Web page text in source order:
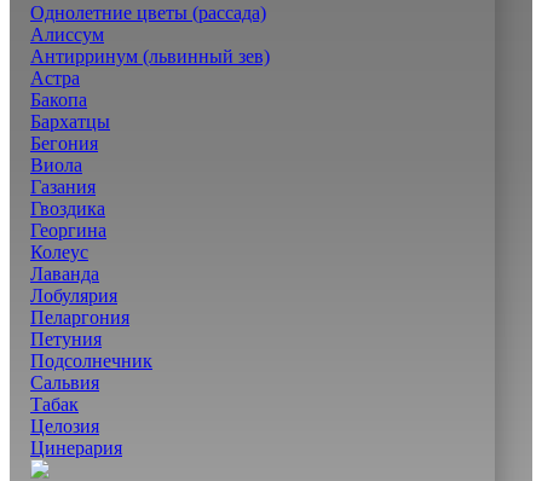
Однолетние цветы (рассада)
Алиссум
Антирринум (львинный зев)
Астра
Бакопа
Бархатцы
Бегония
Виола
Газания
Гвоздика
Георгина
Колеус
Лаванда
Лобулярия
Пеларгония
Петуния
Подсолнечник
Сальвия
Табак
Целозия
Цинерария